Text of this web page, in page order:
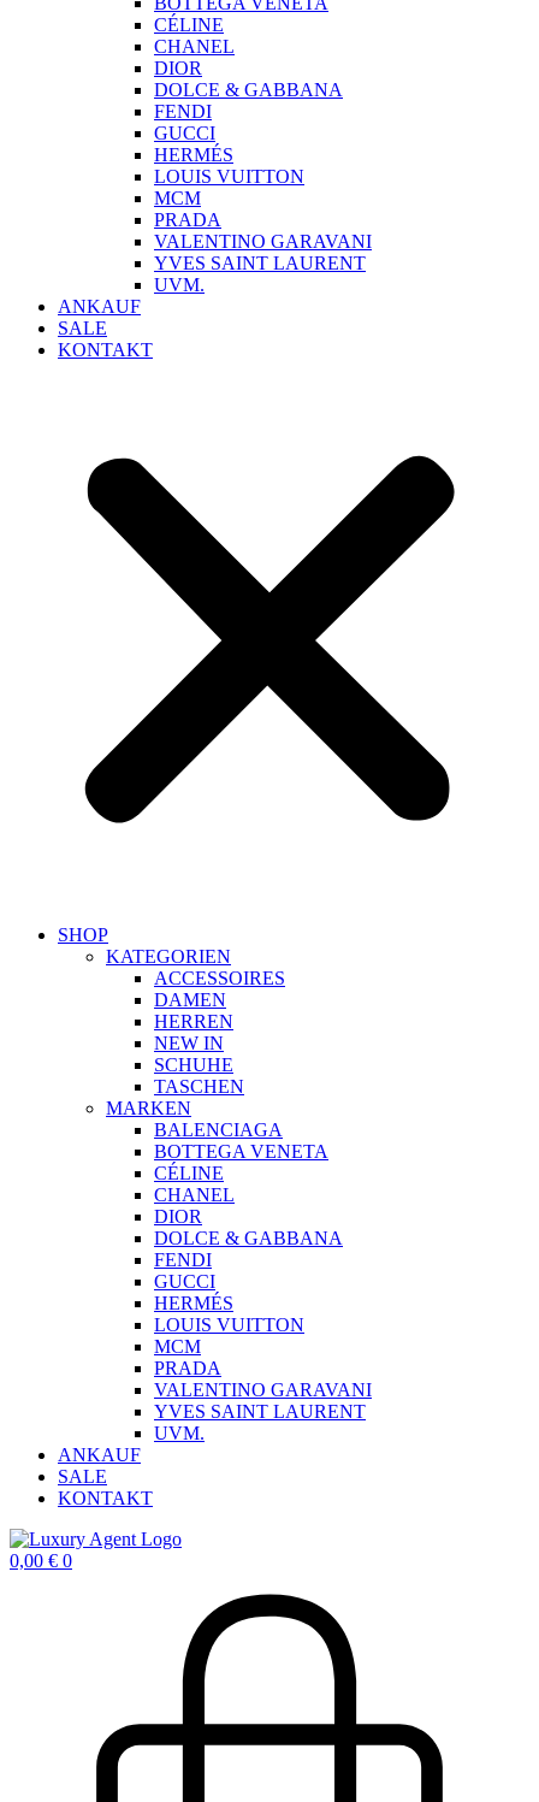
CÉLINE
CHANEL
DIOR
DOLCE & GABBANA
FENDI
GUCCI
HERMÉS
LOUIS VUITTON
MCM
PRADA
VALENTINO GARAVANI
YVES SAINT LAURENT
UVM.
ANKAUF
SALE
KONTAKT
SHOP
KATEGORIEN
ACCESSOIRES
DAMEN
HERREN
NEW IN
SCHUHE
TASCHEN
MARKEN
BALENCIAGA
BOTTEGA VENETA
CÉLINE
CHANEL
DIOR
DOLCE & GABBANA
FENDI
GUCCI
HERMÉS
LOUIS VUITTON
MCM
PRADA
VALENTINO GARAVANI
YVES SAINT LAURENT
UVM.
ANKAUF
SALE
KONTAKT
0,00 € 0